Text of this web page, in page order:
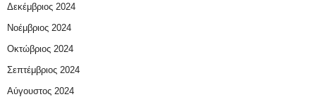
Δεκέμβριος 2024
Νοέμβριος 2024
Οκτώβριος 2024
Σεπτέμβριος 2024
Αύγουστος 2024